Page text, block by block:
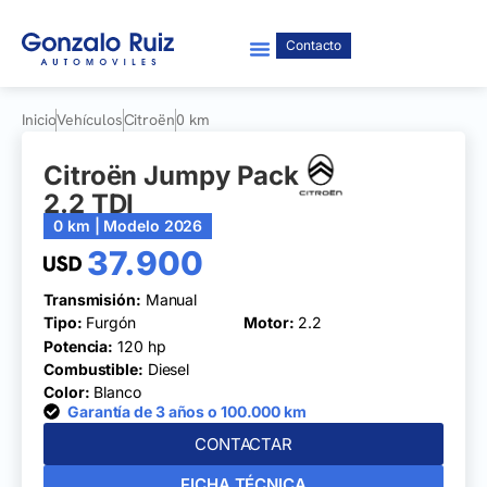
Contacto
InicioVehículosCitroën0 km
Citroën Jumpy Pack
2.2 TDI
0 km | Modelo 2026
37.900
Transmisión: Manual
Tipo: Furgón Motor: 2.2
Potencia: 120 hp
Combustible: Diesel
Color: Blanco
Garantía de 3 años o 100.000 km
CONTACTAR